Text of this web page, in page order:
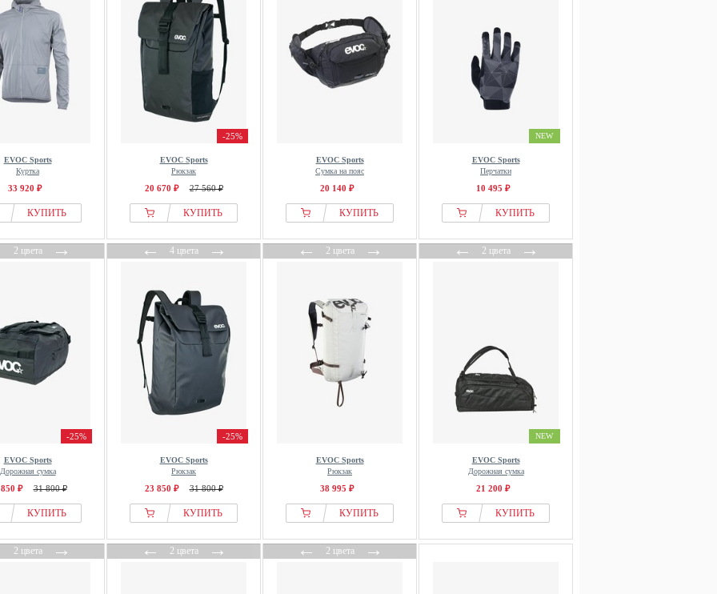
EVOC Sports
Куртка
33 920 ₽
КУПИТЬ
-25%
EVOC Sports
Рюкзак
20 670 ₽ 27 560 ₽
КУПИТЬ
EVOC Sports
Сумка на пояс
20 140 ₽
КУПИТЬ
NEW
EVOC Sports
Перчатки
10 495 ₽
КУПИТЬ
2 цвета→
-25%
EVOC Sports
Дорожная сумка
₽ 31 800 ₽
КУПИТЬ
←4 цвета→
-25%
EVOC Sports
Рюкзак
23 850 ₽ 31 800 ₽
КУПИТЬ
←2 цвета→
EVOC Sports
Рюкзак
38 995 ₽
КУПИТЬ
←2 цвета→
NEW
EVOC Sports
Дорожная сумка
21 200 ₽
КУПИТЬ
2 цвета→ ←2 цвета→ ←2 цвета→